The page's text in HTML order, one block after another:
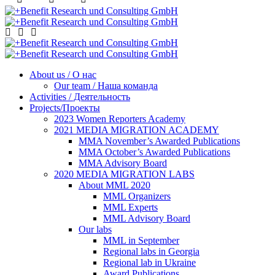
About us / О нас
Our team / Наша команда
Activities / Деятельность
Projects/Проекты
2023 Women Reporters Academy
2021 MEDIA MIGRATION ACADEMY
MMA November’s Awarded Publications
MMA October’s Awarded Publications
MMA Advisory Board
2020 MEDIA MIGRATION LABS
About MML 2020
MML Organizers
MML Experts
MML Advisory Board
Our labs
ММL in September
Regional labs in Georgia
Regional lab in Ukraine